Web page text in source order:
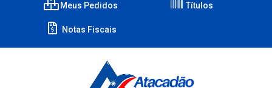
Meus Pedidos Títulos
Notas Fiscais